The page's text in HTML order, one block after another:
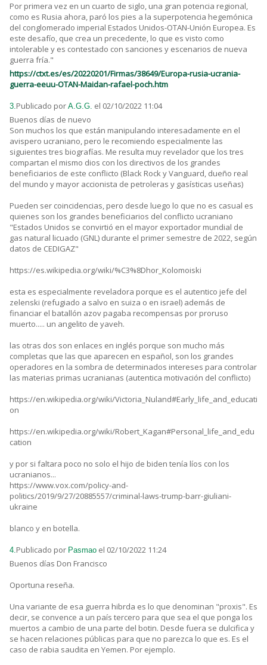
Por primera vez en un cuarto de siglo, una gran potencia regional,
como es Rusia ahora, paró los pies a la superpotencia hegemónica
del conglomerado imperial Estados Unidos-OTAN-Unión Europea. Es
este desafío, que crea un precedente, lo que es visto como
intolerable y es contestado con sanciones y escenarios de nueva
guerra fría."
https://ctxt.es/es/20220201/Firmas/38649/Europa-rusia-ucrania-
guerra-eeuu-OTAN-Maidan-rafael-poch.htm
3.Publicado por A.G.G. el 02/10/2022 11:04
Buenos días de nuevo
Son muchos los que están manipulando interesadamente en el
avispero ucraniano, pero le recomiendo especialmente las
siguientes tres biografías. Me resulta muy revelador que los tres
compartan el mismo dios con los directivos de los grandes
beneficiarios de este conflicto (Black Rock y Vanguard, dueño real
del mundo y mayor accionista de petroleras y gasísticas useñas)
Pueden ser coincidencias, pero desde luego lo que no es casual es
quienes son los grandes beneficiarios del conflicto ucraniano
"Estados Unidos se convirtió en el mayor exportador mundial de
gas natural licuado (GNL) durante el primer semestre de 2022, según
datos de CEDIGAZ"
https://es.wikipedia.org/wiki/%C3%8Dhor_Kolomoiski
esta es especialmente reveladora porque es el autentico jefe del
zelenski (refugiado a salvo en suiza o en israel) además de
financiar el batallón azov pagaba recompensas por proruso
muerto..... un angelito de yaveh.
las otras dos son enlaces en inglés porque son mucho más
completas que las que aparecen en español, son los grandes
operadores en la sombra de determinados intereses para controlar
las materias primas ucranianas (autentica motivación del conflicto)
https://en.wikipedia.org/wiki/Victoria_Nuland#Early_life_and_educati
on
https://en.wikipedia.org/wiki/Robert_Kagan#Personal_life_and_edu
cation
y por si faltara poco no solo el hijo de biden tenía líos con los
ucranianos...
https://www.vox.com/policy-and-
politics/2019/9/27/20885557/criminal-laws-trump-barr-giuliani-
ukraine
blanco y en botella.
4.Publicado por Pasmao el 02/10/2022 11:24
Buenos días Don Francisco
Oportuna reseña.
Una variante de esa guerra hibrda es lo que denominan "proxis". Es
decir, se convence a un país tercero para que sea el que ponga los
muertos a cambio de una parte del botin. Desde fuera se dulcifica y
se hacen relaciones públicas para que no parezca lo que es. Es el
caso de rabia saudita en Yemen. Por ejemplo.